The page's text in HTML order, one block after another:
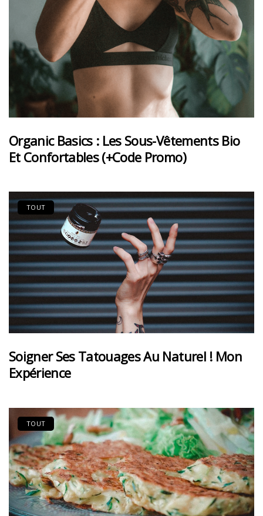
Organic Basics : Les Sous-Vêtements Bio
Et Confortables (+code Promo)
TOUT
Soigner Ses Tatouages Au Naturel ! Mon
Expérience
TOUT